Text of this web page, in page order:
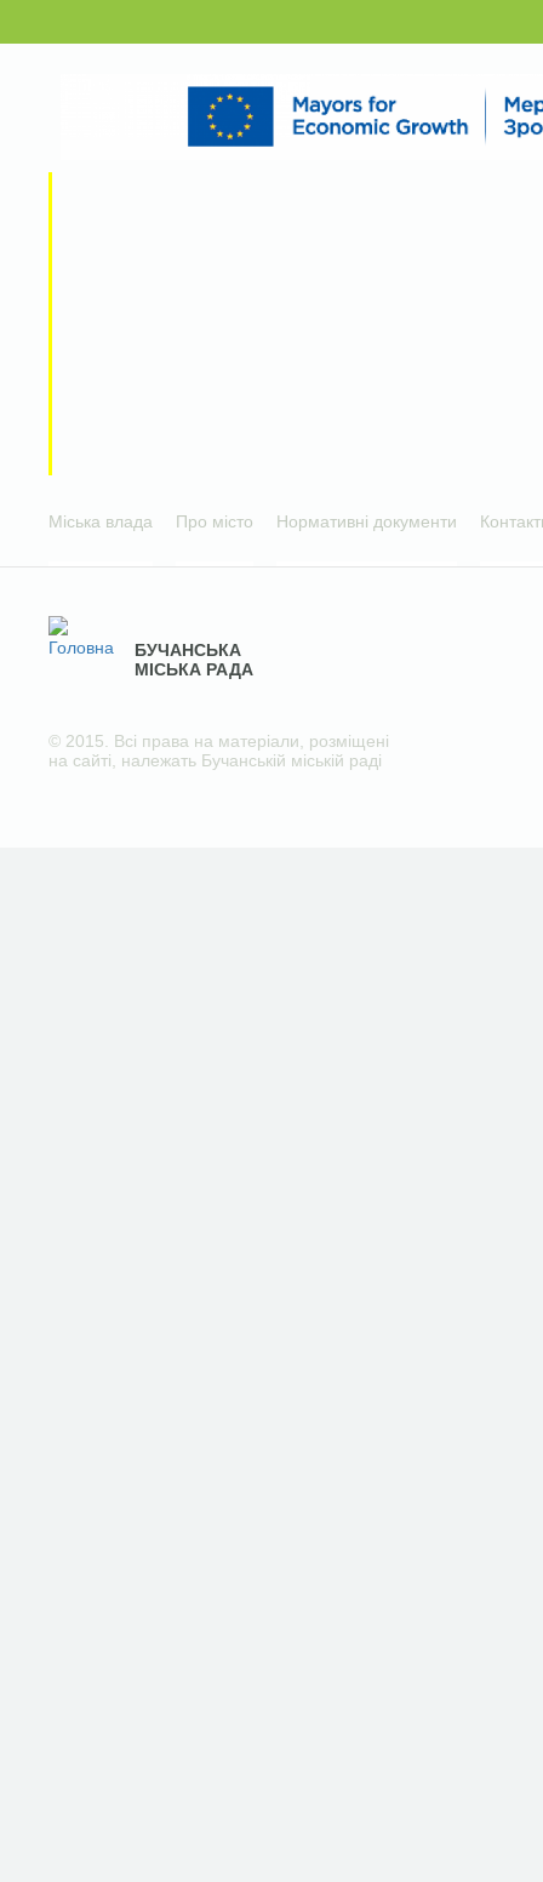
Міська влада Про місто Нормативні документи
БУЧАНСЬКА
МІСЬКА РАДА
© 2015. Всі права на матеріали, розміщені
на сайті, належать Бучанській міській раді